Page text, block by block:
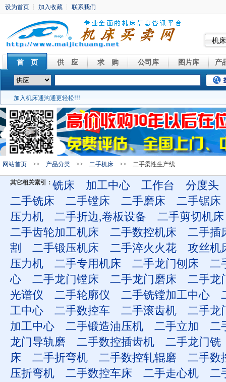
机
首 页 供 应 求 购 公司库 图片库 产
加入机床通沟通更轻松!!!
网站首页 >> 产品分类 >> 二手机床 >> 二手柔性生产线
其它相关索引： 铣床 加工中心 工作台
分度头
二手铣床
二手镗床 二手磨床
二手锯床
压力机
二手折边,卷板设备
二手剪切机床
二手齿轮加工机床
二手数控机床
二手插
割
二手锻压机床 二手淬火火花
攻丝机
压力机
二手专用机床 二手龙门刨床
二
心
二手龙门镗床 二手龙门磨床
二手龙
光谱仪
二手轮廓仪 二手铣镗加工中心
工中心
二手数控车 二手滚齿机
二手龙
加工中心
二手锻造油压机 二手立加
二
龙门导轨磨
二手数控插齿机
二手龙门铣
床
二手折弯机 二手数控轧辊磨
二手数
压折弯机
二手数控车床 二手走心机
二